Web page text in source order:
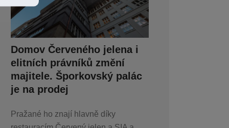
Domov Červeného jelena i
elitních právníků změní
majitele. Šporkovský palác
je na prodej
Pražané ho znají hlavně díky